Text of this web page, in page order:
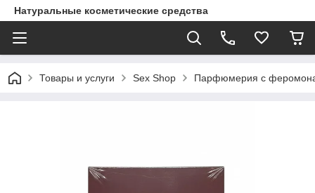
Натуральные косметические средства
Товары и услуги Sex Shop Парфюмерия с